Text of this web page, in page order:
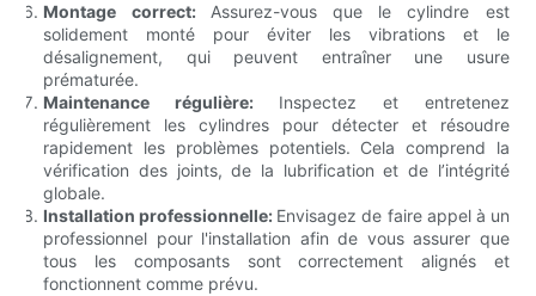
Montage correct: Assurez-vous que le cylindre est
solidement monté pour éviter les vibrations et le
désalignement, qui peuvent entraîner une usure
prématurée.
Maintenance régulière: Inspectez et entretenez
régulièrement les cylindres pour détecter et résoudre
rapidement les problèmes potentiels. Cela comprend la
vérification des joints, de la lubrification et de l’intégrité
globale.
Installation professionnelle: Envisagez de faire appel à un
professionnel pour l'installation afin de vous assurer que
tous les composants sont correctement alignés et
fonctionnent comme prévu.